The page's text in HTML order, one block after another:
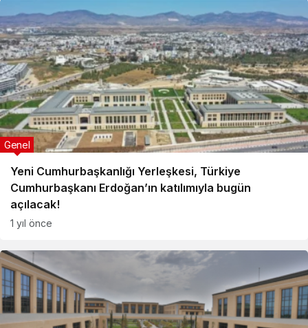
Yeni Cumhurbaşkanlığı Yerleşkesi, Türkiye
Cumhurbaşkanı Erdoğan’ın katılımıyla bugün
açılacak!
Genel
1 yıl önce